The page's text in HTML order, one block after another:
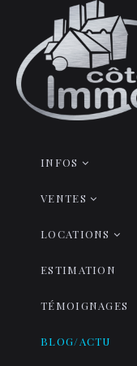
INFOS
VENTES
LOCATIONS
ESTIMATION
TÉMOIGNAGES
BLOG/ACTU